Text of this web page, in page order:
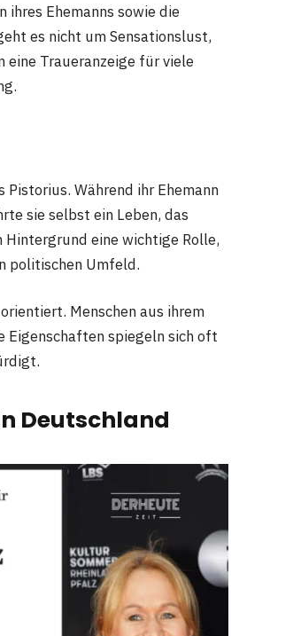
ihres Ehemanns sowie die
es nicht um Sensationslust,
eine Traueranzeige für viele
Während ihr Ehemann
sie selbst ein Leben, das
Hintergrund eine wichtige Rolle,
politischen Umfeld.
Menschen aus ihrem
Eigenschaften spiegeln sich oft
Deutschland